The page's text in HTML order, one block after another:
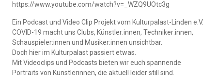
https://www.youtube.com/watch?v=_WZQ9UOtc3g
Ein Podcast und Video Clip Projekt vom Kulturpalast-Linden e.V.
COVID-19 macht uns Clubs, Künstler:innen, Techniker:innen,
Schauspieler:innen und Musiker:innen unsichtbar.
Doch hier im Kulturpalast passiert etwas.
Mit Videoclips und Podcasts bieten wir euch spannende
Portraits von Künstlerinnen, die aktuell leider still sind.